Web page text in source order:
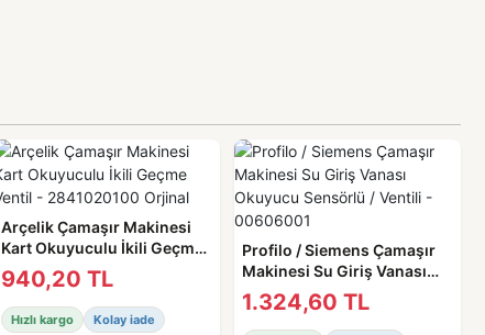
Arçelik Çamaşır Makinesi
Kart Okuyuculu İkili Geçme
Ventil - 2841020100 Orjinal
940,20 TL
Hızlı kargo Kolay iade
Profilo / Siemens Çamaşır
Makinesi Su Giriş Vanası
Okuyucu Sensörlü / Ventili -
00606001
1.324,60 TL